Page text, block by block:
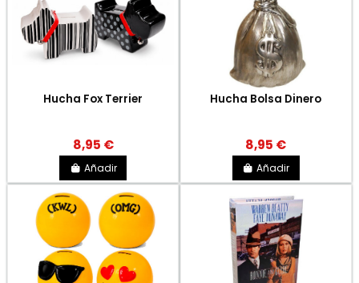
Hucha Fox Terrier
8,95 €
Añadir
Hucha Bolsa Dinero
8,95 €
Añadir